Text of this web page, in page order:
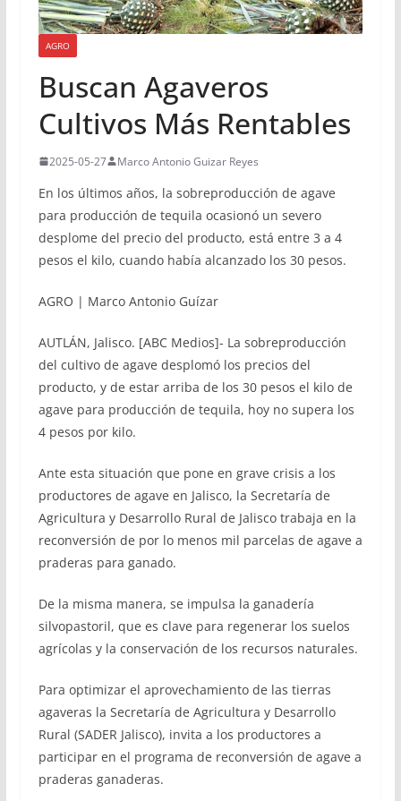
AGRO
Buscan Agaveros
Cultivos Más Rentables
2025-05-27 Marco Antonio Guizar Reyes
En los últimos años, la sobreproducción de agave
para producción de tequila ocasionó un severo
desplome del precio del producto, está entre 3 a 4
pesos el kilo, cuando había alcanzado los 30 pesos.
AGRO | Marco Antonio Guízar
AUTLÁN, Jalisco. [ABC Medios]- La sobreproducción
del cultivo de agave desplomó los precios del
producto, y de estar arriba de los 30 pesos el kilo de
agave para producción de tequila, hoy no supera los
4 pesos por kilo.
Ante esta situación que pone en grave crisis a los
productores de agave en Jalisco, la Secretaría de
Agricultura y Desarrollo Rural de Jalisco trabaja en la
reconversión de por lo menos mil parcelas de agave a
praderas para ganado.
De la misma manera, se impulsa la ganadería
silvopastoril, que es clave para regenerar los suelos
agrícolas y la conservación de los recursos naturales.
Para optimizar el aprovechamiento de las tierras
agaveras la Secretaría de Agricultura y Desarrollo
Rural (SADER Jalisco), invita a los productores a
participar en el programa de reconversión de agave a
praderas ganaderas.